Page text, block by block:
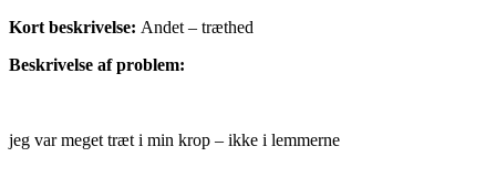
Kort beskrivelse: Andet – træthed
Beskrivelse af problem:
jeg var meget træt i min krop – ikke i lemmerne